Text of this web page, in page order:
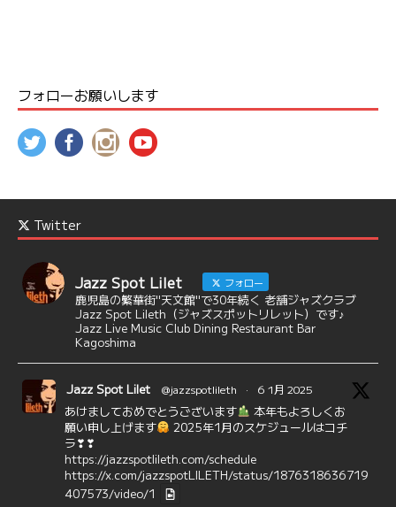
フォローお願いします
Twitter
Jazz Spot Lilet フォロー
鹿児島の繁華街"天文館"で30年続く 老舗ジャズクラブ
Jazz Spot Lileth（ジャズスポットリレット）です♪
Jazz Live Music Club Dining Restaurant Bar
Kagoshima
Jazz Spot Lilet @jazzspotlileth · 6 1月 2025
あけましておめでとうございます
本年もよろしくお
願い申し上げます
2025年1月のスケジュールはコチ
ラ❣❣
https://jazzspotlileth.com/schedule
https://x.com/jazzspotLILETH/status/1876318636719
407573/video/1